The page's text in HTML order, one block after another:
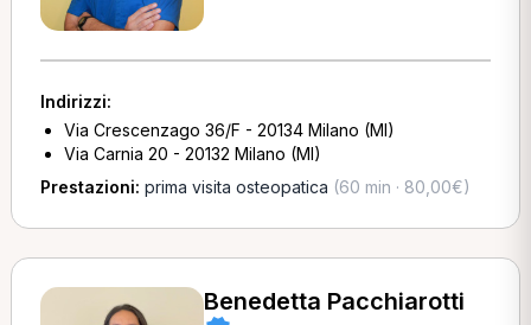
Indirizzi:
Via Crescenzago 36/F - 20134 Milano (MI)
Via Carnia 20 - 20132 Milano (MI)
Prestazioni: prima visita osteopatica (60 min · 80,00€)
Benedetta Pacchiarotti